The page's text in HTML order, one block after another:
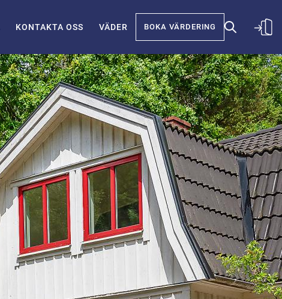
KONTAKTA OSS VÄDER BOKA VÄRDERING